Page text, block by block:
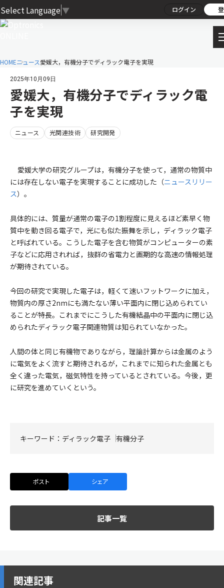
Select Language ▼ ログイン
HOMEニュース愛媛大，有機分子でディラック電子を実現
2025年10月09日
愛媛大，有機分子でディラック電
子を実現
ニュース 光関連技術 研究開発
愛媛大学の研究グループは，有機分子を使って，通常の物質中
には存在しない電子を実現することに成功した（ニュースリリー
ス）。
具体的には、質量が通常の電子の1割程度に見えるほど素早く物
質中を動き回る電子で，光にも似た振舞を示し，ディラック電子
と呼ばれている。こうした電子を含む物質がコンピューターの素
子などに応用されれば，抜群の省電力と画期的な高速の情報処理
が期待されている。
今回の研究で実現した電子は，軽くて速いフットワークに加え，
物質内の厚さ2nmにも満たない薄い平面内に閉じ込められてい
ることが特長。これまでにこうした有機結晶中の平面内に閉じ込
められたディラック電子関連物質は知られていなかった。
人間の体と同じ有機物でありながら，理論計算からは金属のよう
に電気をよく流すと期待されるが，これまでに知られた金属とも
全く違った電気，磁気特性を持っているとされている。今後，更
に研究を進めていくという。
キーワード： ディラック電子 有機分子
ポスト シェア
記事一覧
関連記事